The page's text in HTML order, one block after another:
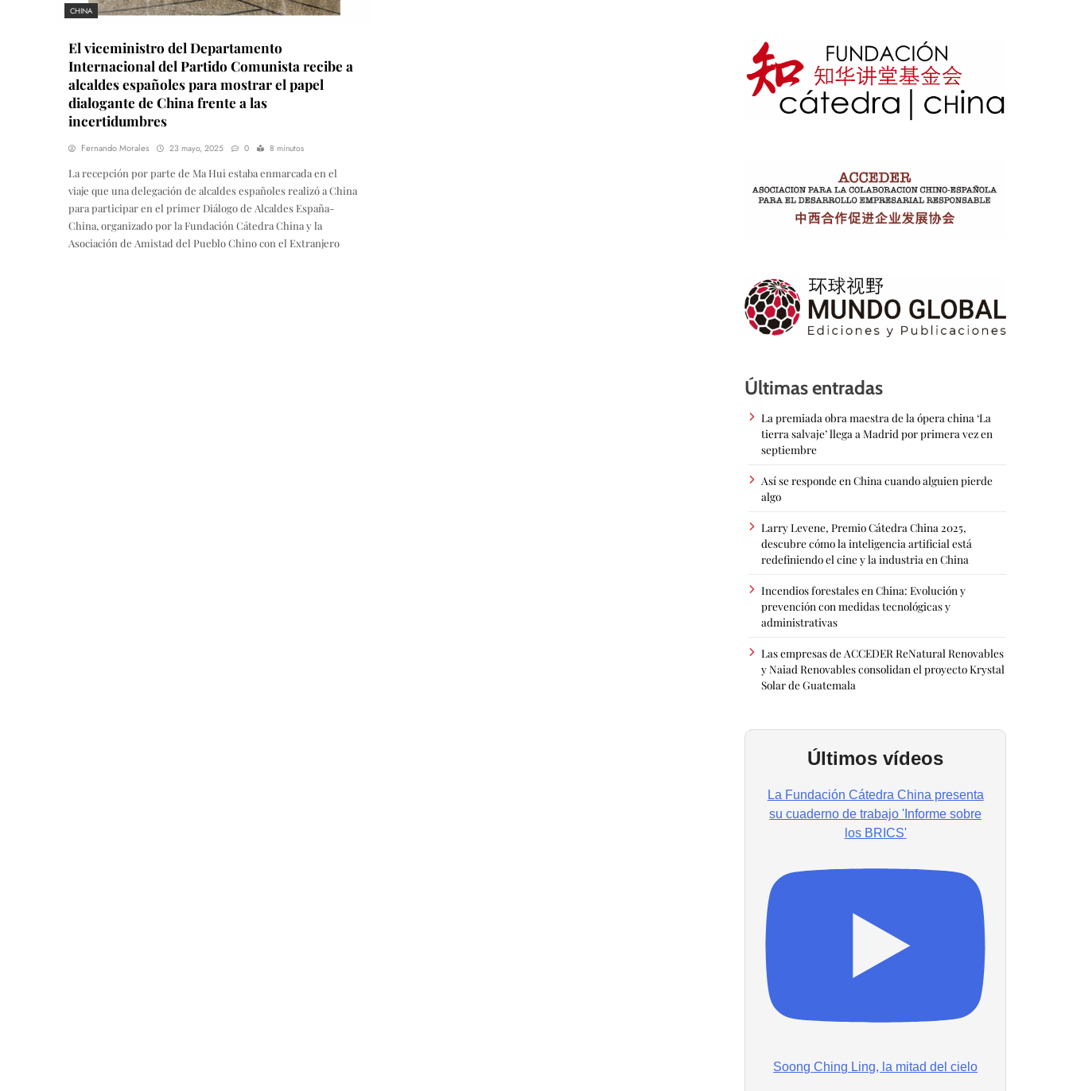
CHINA
El viceministro del Departamento
Internacional del Partido Comunista recibe a
alcaldes españoles para mostrar el papel
dialogante de China frente a las
incertidumbres
Fernando Morales 23 mayo, 2025 0 8 minutos
La recepción por parte de Ma Hui estaba enmarcada en el
viaje que una delegación de alcaldes españoles realizó a China
para participar en el primer Diálogo de Alcaldes España-
China, organizado por la Fundación Cátedra China y la
Asociación de Amistad del Pueblo Chino con el Extranjero
Últimas entradas
La premiada obra maestra de la ópera china ‘La
tierra salvaje’ llega a Madrid por primera vez en
septiembre
Así se responde en China cuando alguien pierde
algo
Larry Levene, Premio Cátedra China 2025,
descubre cómo la inteligencia artificial está
redefiniendo el cine y la industria en China
Incendios forestales en China: Evolución y
prevención con medidas tecnológicas y
administrativas
Las empresas de ACCEDER ReNatural Renovables
y Naiad Renovables consolidan el proyecto Krystal
Solar de Guatemala
Últimos vídeos
La Fundación Cátedra China presenta
su cuaderno de trabajo 'Informe sobre
los BRICS'
Soong Ching Ling, la mitad del cielo